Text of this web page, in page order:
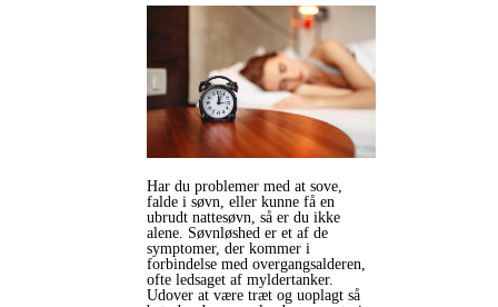
Har du problemer med at sove,
falde i søvn, eller kunne få en
ubrudt nattesøvn, så er du ikke
alene. Søvnløshed er et af de
symptomer, der kommer i
forbindelse med overgangsalderen,
ofte ledsaget af myldertanker.
Udover at være træt og uoplagt så